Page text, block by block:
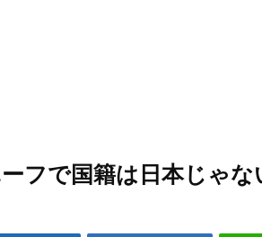
フで国籍は日本じゃな